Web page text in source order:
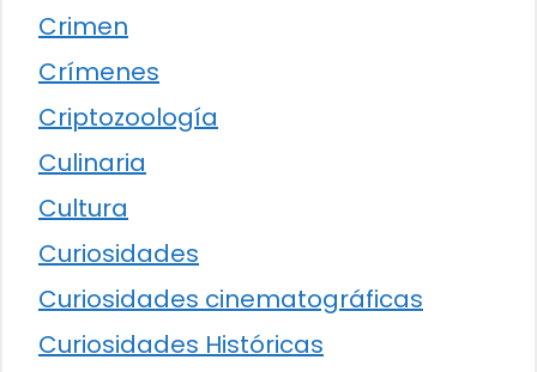
Crimen
Crímenes
Criptozoología
Culinaria
Cultura
Curiosidades
Curiosidades cinematográficas
Curiosidades Históricas